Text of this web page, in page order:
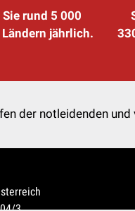
rund 5 000
jährlich.
der notleidenden